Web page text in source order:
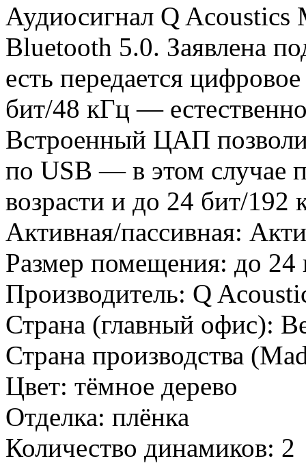
Аудиосигнал Q Acoustics
Bluetooth 5.0. Заявлена
есть передается
бит/48 кГц —
Встроенный ЦАП
по USB — в этом случае
возрасти и до 24 бит/192
Активная/пассивная:
Размер помещения: до 24
Производитель: Q
Страна (главный офис):
Страна производства
Цвет: тёмное дерево
Отделка: плёнка
Количество динамиков: 2